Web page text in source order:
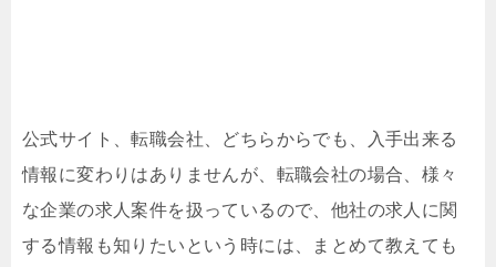
公式サイト、転職会社、どちらからでも、入手出来る
情報に変わりはありませんが、転職会社の場合、様々
な企業の求人案件を扱っているので、他社の求人に関
する情報も知りたいという時には、まとめて教えても